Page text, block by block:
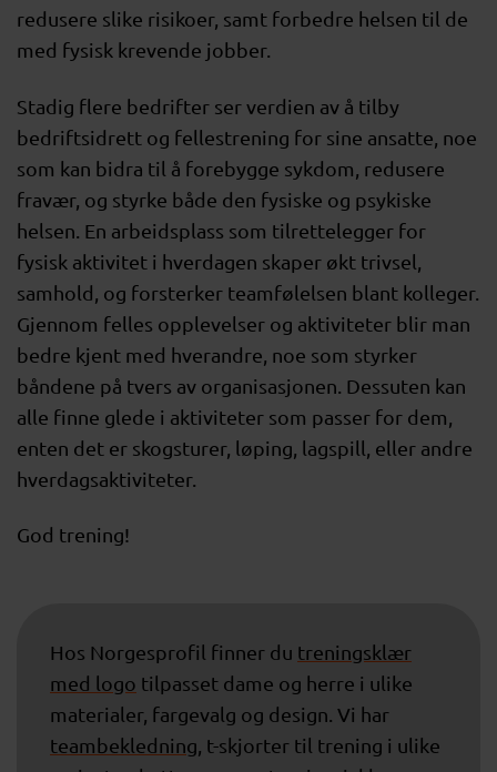
redusere slike risikoer, samt forbedre helsen til de
med fysisk krevende jobber.
Stadig flere bedrifter ser verdien av å tilby
bedriftsidrett og fellestrening for sine ansatte, noe
som kan bidra til å forebygge sykdom, redusere
fravær, og styrke både den fysiske og psykiske
helsen. En arbeidsplass som tilrettelegger for
fysisk aktivitet i hverdagen skaper økt trivsel,
samhold, og forsterker teamfølelsen blant kolleger.
Gjennom felles opplevelser og aktiviteter blir man
bedre kjent med hverandre, noe som styrker
båndene på tvers av organisasjonen. Dessuten kan
alle finne glede i aktiviteter som passer for dem,
enten det er skogsturer, løping, lagspill, eller andre
hverdagsaktiviteter.
God trening!
Hos Norgesprofil finner du treningsklær
med logo tilpasset dame og herre i ulike
materialer, fargevalg og design. Vi har
teambekledning, t-skjorter til trening i ulike